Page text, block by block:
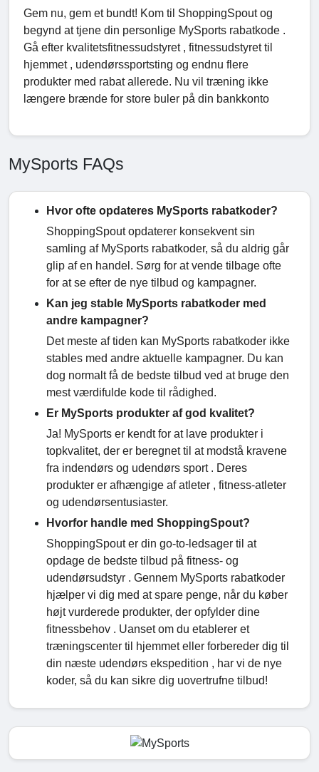
Gem nu, gem et bundt! Kom til ShoppingSpout og
begynd at tjene din personlige MySports rabatkode .
Gå efter kvalitetsfitnessudstyret , fitnessudstyret til
hjemmet , udendørssportsting og endnu flere
produkter med rabat allerede. Nu vil træning ikke
længere brænde for store buler på din bankkonto
MySports FAQs
Hvor ofte opdateres MySports rabatkoder?
ShoppingSpout opdaterer konsekvent sin
samling af MySports rabatkoder, så du aldrig går
glip af en handel. Sørg for at vende tilbage ofte
for at se efter de nye tilbud og kampagner.
Kan jeg stable MySports rabatkoder med
andre kampagner?
Det meste af tiden kan MySports rabatkoder ikke
stables med andre aktuelle kampagner. Du kan
dog normalt få de bedste tilbud ved at bruge den
mest værdifulde kode til rådighed.
Er MySports produkter af god kvalitet?
Ja! MySports er kendt for at lave produkter i
topkvalitet, der er beregnet til at modstå kravene
fra indendørs og udendørs sport . Deres
produkter er afhængige af atleter , fitness-atleter
og udendørsentusiaster.
Hvorfor handle med ShoppingSpout?
ShoppingSpout er din go-to-ledsager til at
opdage de bedste tilbud på fitness- og
udendørsudstyr . Gennem MySports rabatkoder
hjælper vi dig med at spare penge, når du køber
højt vurderede produkter, der opfylder dine
fitnessbehov . Uanset om du etablerer et
træningscenter til hjemmet eller forbereder dig til
din næste udendørs ekspedition , har vi de nye
koder, så du kan sikre dig uovertrufne tilbud!